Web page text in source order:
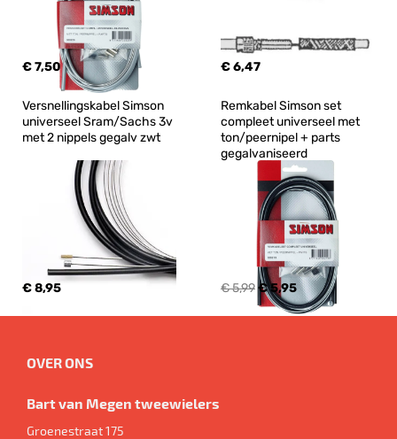
€ 7,50 € 6,47
Versnellingskabel Simson
universeel Sram/Sachs 3v
met 2 nippels gegalv zwt
€ 8,95
Remkabel Simson set
compleet universeel met
ton/peernipel + parts
gegalvaniseerd
€ 5,99€ 5,95
OVER ONS
Bart van Megen tweewielers
Groenestraat 175